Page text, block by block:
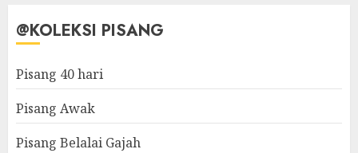
@KOLEKSI PISANG
Pisang 40 hari
Pisang Awak
Pisang Belalai Gajah